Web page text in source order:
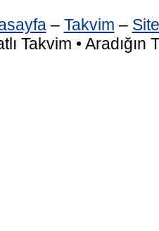
– Takvim –
Takvim •